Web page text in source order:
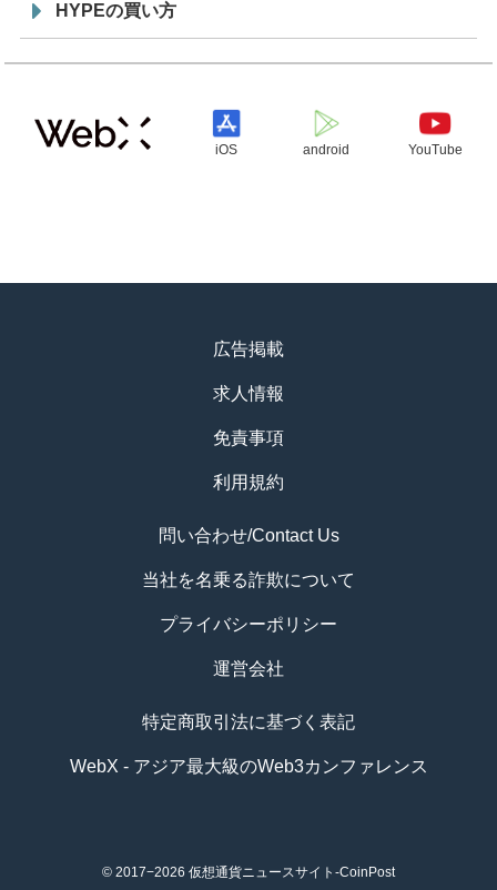
HYPEの買い方
iOS android YouTube
広告掲載
求人情報
免責事項
利用規約
問い合わせ/Contact Us
当社を名乗る詐欺について
プライバシーポリシー
運営会社
特定商取引法に基づく表記
WebX - アジア最大級のWeb3カンファレンス
© 2017−2026 仮想通貨ニュースサイト-CoinPost